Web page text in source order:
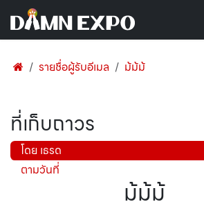
Skip to Content
รายชื่อผู้รับอีเมล ม้ม้ม้
ที่เก็บถาวร
โดย เธรด
ตามวันที่
ม้ม้ม้